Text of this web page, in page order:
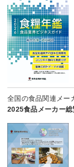
全国の食品関連メ
2025食品メーカー総